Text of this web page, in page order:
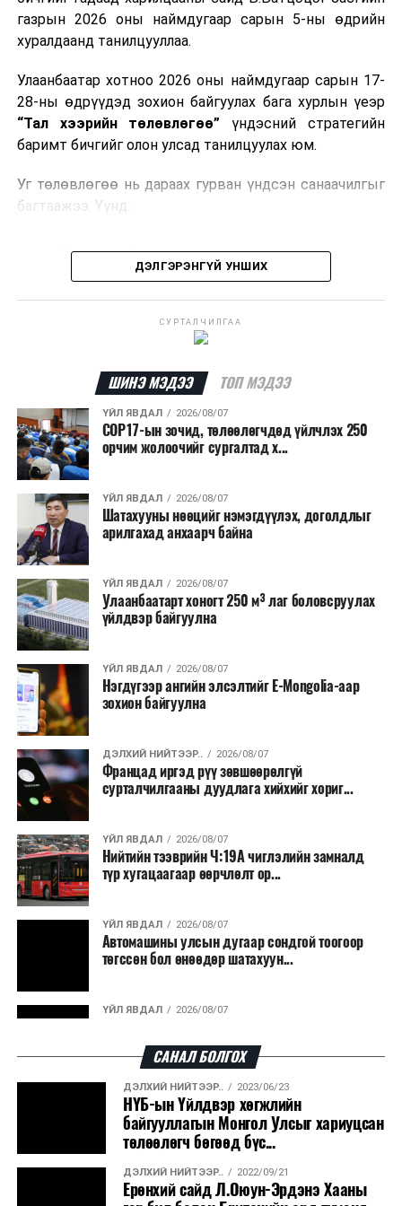
Мөн газрын тосны бүтээгдэхүүн, шатахууныг хилээр
шуурхай нэвтрүүлэх, тээвэрлэх, буулгах, гадаад
вагонцистерний ашиглалтын төлбөр, хураамжийг
хөнгөвчлөх, шаардлага хангасан зөвшөөрлийн
хүсэлтийг түргэн шийдвэрлэх, шатахууны
нийлүүлэлтийн тогтвортой байдлыг хангахыг
холбогдох сайд нарт үүрэг болголоо.
газрын 2026 оны наймдугаар сарын 5-ны өдрийн
хуралдаанд танилцууллаа.
Улаанбаатар хотноо 2026 оны наймдугаар сарын 17-
28-ны өдрүүдэд зохион байгуулах бага хурлын үеэр
“Тал хээрийн төлөвлөгөө” үндэсний стратегийн
баримт бичгийг олон улсад танилцуулах юм.
Уг төлөвлөгөө нь дараах гурван үндсэн санаачилгыг
багтаажээ. Үүнд:
Бэлчээрийн тэргүүлэх санаачилга
Ус, газрын нэгдсэн менежментийн санаачилга
дэд бүтцийн санаачилга
Эдгээр санаачилгын хүрээнд нийт
хэрэгжүүлэхээр төлөвлөж,
6.5 тэрбум ам.долларын
санхүүжилт
татахаар зорьж байна. Нэг төслийн
дундаж санхүүжилтийн хэмжээ700 мянган
ам.доллар байхаар тооцжээ.
ДЭЛГЭРЭНГҮЙ УНШИХ
СУРТАЛЧИЛГАА
ШИНЭ МЭДЭЭ ТОП МЭДЭЭ
ҮЙЛ ЯВДАЛ 2026/08/07
COP17-ын зочид, төлөөлөгчдөд үйлчлэх 250
орчим жолоочийг сургалтад х...
ҮЙЛ ЯВДАЛ 2026/08/07
Шатахууны нөөцийг нэмэгдүүлэх, доголдлыг
арилгахад анхаарч байна
ҮЙЛ ЯВДАЛ 2026/08/07
Улаанбаатарт хоногт 250 м³ лаг боловсруулах
үйлдвэр байгуулна
ҮЙЛ ЯВДАЛ 2026/08/07
Нэгдүгээр ангийн элсэлтийг E-Mongolia-аар
зохион байгуулна
ДЭЛХИЙ НИЙТЭЭР.. 2026/08/07
Францад иргэд рүү зөвшөөрөлгүй
сурталчилгааны дуудлага хийхийг хориг...
ҮЙЛ ЯВДАЛ 2026/08/07
Нийтийн тээврийн Ч:19А чиглэлийн замналд
түр хугацаагаар өөрчлөлт ор...
ҮЙЛ ЯВДАЛ 2026/08/07
Автомашины улсын дугаар сондгой тоогоор
төгссөн бол өнөөдөр шатахуун...
ҮЙЛ ЯВДАЛ 2026/08/07
ДЭЛХИЙ НИЙТЭЭР..
“Уралдронзавод” компанийн ерөнхий
захирлын автомашиныг дэлбэлжээ...
ҮЙЛ ЯВДАЛ 2026/08/06
Сүхбаатар боомтоор тав хоногт 10 мянга гаруй
САНАЛ БОЛГОХ
ДЭЛХИЙ НИЙТЭЭР.. 2023/06/23
НҮБ-ын Үйлдвэр хөгжлийн
байгууллагын Монгол Улсыг хариуцсан
төлөөлөгч бөгөөд бүс...
ДЭЛХИЙ НИЙТЭЭР.. 2022/09/21
Ерөнхий сайд Л.Оюун-Эрдэнэ Хааны